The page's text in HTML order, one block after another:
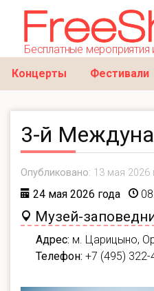
Бесплатные
Концерты Фестивали
3-й
Опубликовано: 13 мая 2026
24 мая 2026 года
Музей-
Адрес: м. Царицыно,
Телефон: +7 (495) 322-